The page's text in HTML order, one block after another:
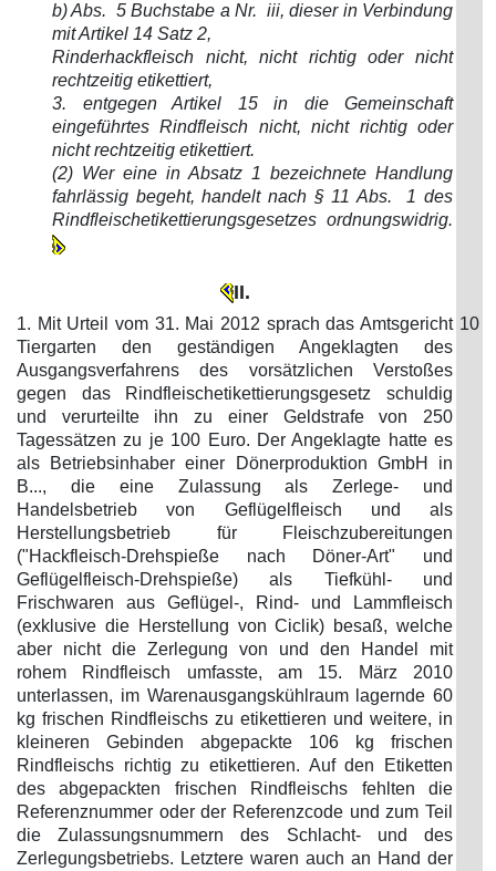
b) Abs. 5 Buchstabe a Nr. iii, dieser in Verbindung
mit Artikel 14 Satz 2,
Rinderhackfleisch nicht, nicht richtig oder nicht
rechtzeitig etikettiert,
3. entgegen Artikel 15 in die Gemeinschaft
eingeführtes Rindfleisch nicht, nicht richtig oder
nicht rechtzeitig etikettiert.
(2) Wer eine in Absatz 1 bezeichnete Handlung
fahrlässig begeht, handelt nach § 11 Abs. 1 des
Rindfleischetikettierungsgesetzes ordnungswidrig.
II.
1. Mit Urteil vom 31. Mai 2012 sprach das Amtsgericht
Tiergarten den geständigen Angeklagten des
Ausgangsverfahrens des vorsätzlichen Verstoßes
gegen das Rindfleischetikettierungsgesetz schuldig
und verurteilte ihn zu einer Geldstrafe von 250
Tagessätzen zu je 100 Euro. Der Angeklagte hatte es
als Betriebsinhaber einer Dönerproduktion GmbH in
B..., die eine Zulassung als Zerlege- und
Handelsbetrieb von Geflügelfleisch und als
Herstellungsbetrieb für Fleischzubereitungen
("Hackfleisch-Drehspieße nach Döner-Art" und
Geflügelfleisch-Drehspieße) als Tiefkühl- und
Frischwaren aus Geflügel-, Rind- und Lammfleisch
(exklusive die Herstellung von Ciclik) besaß, welche
aber nicht die Zerlegung von und den Handel mit
rohem Rindfleisch umfasste, am 15. März 2010
unterlassen, im Warenausgangskühlraum lagernde 60
kg frischen Rindfleischs zu etikettieren und weitere, in
kleineren Gebinden abgepackte 106 kg frischen
Rindfleischs richtig zu etikettieren. Auf den Etiketten
des abgepackten frischen Rindfleischs fehlten die
Referenznummer oder der Referenzcode und zum Teil
die Zulassungsnummern des Schlacht- und des
Zerlegungsbetriebs. Letztere waren auch an Hand der
10